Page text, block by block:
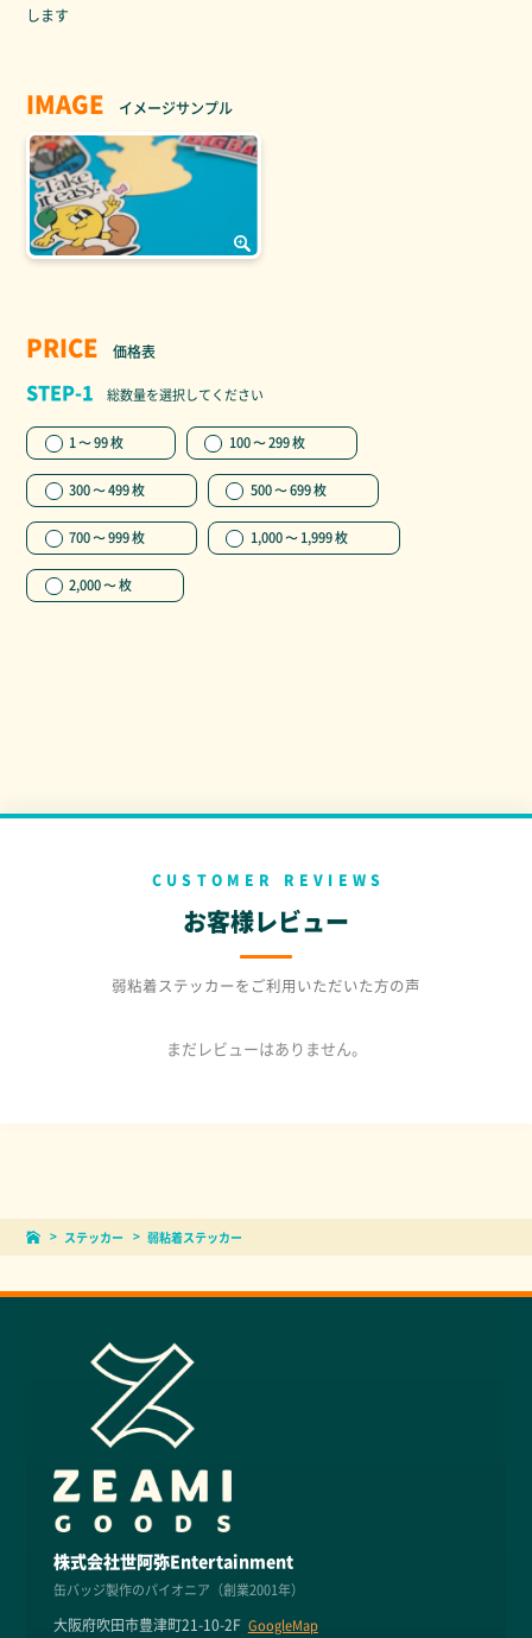
します
IMAGE イメージサンプル
PRICE 価格表
STEP-1 総数量を選択してください
1 〜 99 枚 100 〜 299 枚
300 〜 499 枚 500 〜 699 枚
700 〜 999 枚 1,000 〜 1,999 枚
2,000 〜 枚
CUSTOMER REVIEWS
お客様レビュー
弱粘着ステッカーをご利用いただいた方の声
まだレビューはありません。
ステッカー 弱粘着ステッカー
株式会社世阿弥Entertainment
缶バッジ製作のパイオニア（創業2001年）
大阪府吹田市豊津町21-10-2F GoogleMap